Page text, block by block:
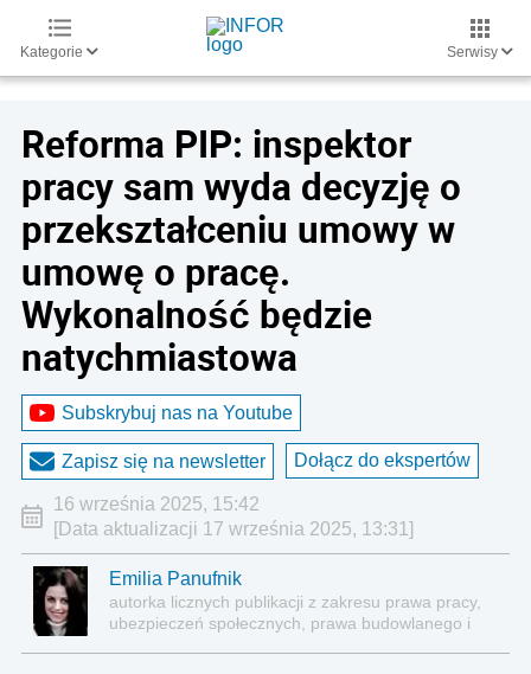
Kategorie Serwisy
Reforma PIP: inspektor
pracy sam wyda decyzję o
przekształceniu umowy w
umowę o pracę.
Wykonalność będzie
natychmiastowa
Subskrybuj nas na Youtube
Zapisz się na newsletter Dołącz do ekspertów
16 września 2025, 15:42
[Data aktualizacji 17 września 2025, 13:31]
Emilia Panufnik
autorka licznych publikacji z zakresu prawa pracy,
ubezpieczeń społecznych, prawa budowlanego i